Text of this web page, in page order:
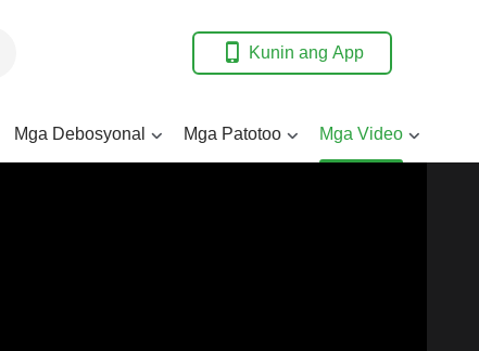
Kunin ang App
Mga Debosyonal Mga Patotoo Mga Video